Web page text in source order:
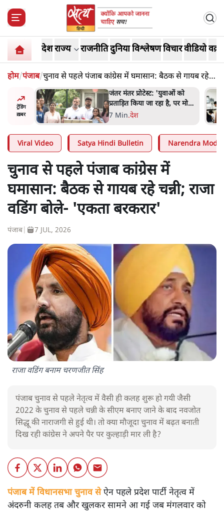
देशराज्य राजनीतिदुनियाविश्लेषणविचारवीडियो
होम/पंजाब/चुनाव से पहले पंजाब कांग्रेस में घमासान: बैठक से गायब रहे
चन्नी; राजा वडिंग बोले- 'एकता बरकरार'
ट्रेंडिंग
ख़बर
'युवाओं को
जा रहा है, पर मोदी-
हिम्मत नहीं'-
पेंटर प्रशांत की दर्दनाक दास्तान-
जंतर मंतर पर पैलेट गन से 5 नहीं,
6 लोग घायल हुए
6 Min
Viral Video Satya Hindi Bulletin Narendra Modi
चुनाव से पहले पंजाब कांग्रेस में
घमासान: बैठक से गायब रहे चन्नी; राजा
वडिंग बोले- 'एकता बरकरार'
पंजाब 7 JUL, 2026
राजा वडिंग बनाम चरणजीत सिंह
पंजाब चुनाव से पहले नेतृत्व में वैसी ही कलह शुरू हो गयी जैसी
2022 के चुनाव से पहले चन्नी के सीएम बनाए जाने के बाद नवजोत
सिद्धू की नाराजगी से हुई थी। तो क्या मौजूदा चुनाव में बढ़त बनाती
दिख रही कांग्रेस ने अपने पैर पर कुल्हाड़ी मार ली है?
पंजाब में विधानसभा चुनाव सेऐन पहले प्रदेश पार्टी नेतृत्व में
अंदरुनी कलह तब और खुलकर सामने आ गई जब मंगलवार को